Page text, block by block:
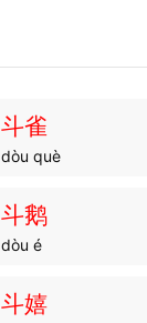
斗雀
dòu què
斗鹅
dòu é
斗嬉